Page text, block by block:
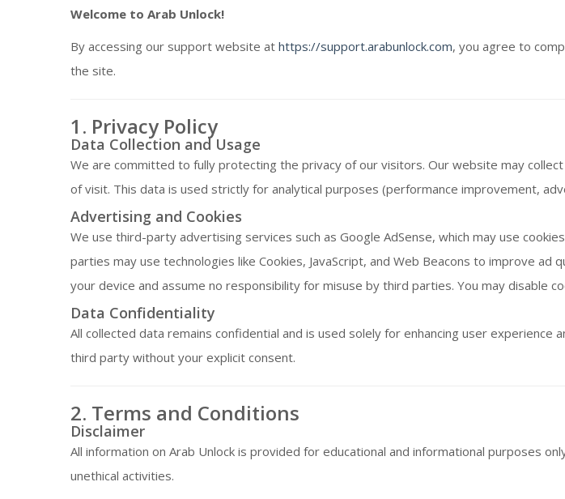
Welcome to Arab Unlock!
By accessing our support website at https://support.arabunlock.com, you agree to
the site.
1. Privacy Policy
Data Collection and Usage
We are committed to fully protecting the privacy of our visitors. Our website may
of visit. This data is used strictly for analytical purposes (performance improvement,
Advertising and Cookies
We use third-party advertising services such as Google AdSense, which may use
parties may use technologies like Cookies, JavaScript, and Web Beacons to improve
your device and assume no responsibility for misuse by third parties. You may disable
Data Confidentiality
All collected data remains confidential and is used solely for enhancing user
third party without your explicit consent.
2. Terms and Conditions
Disclaimer
All information on Arab Unlock is provided for educational and informational purposes
unethical activities.